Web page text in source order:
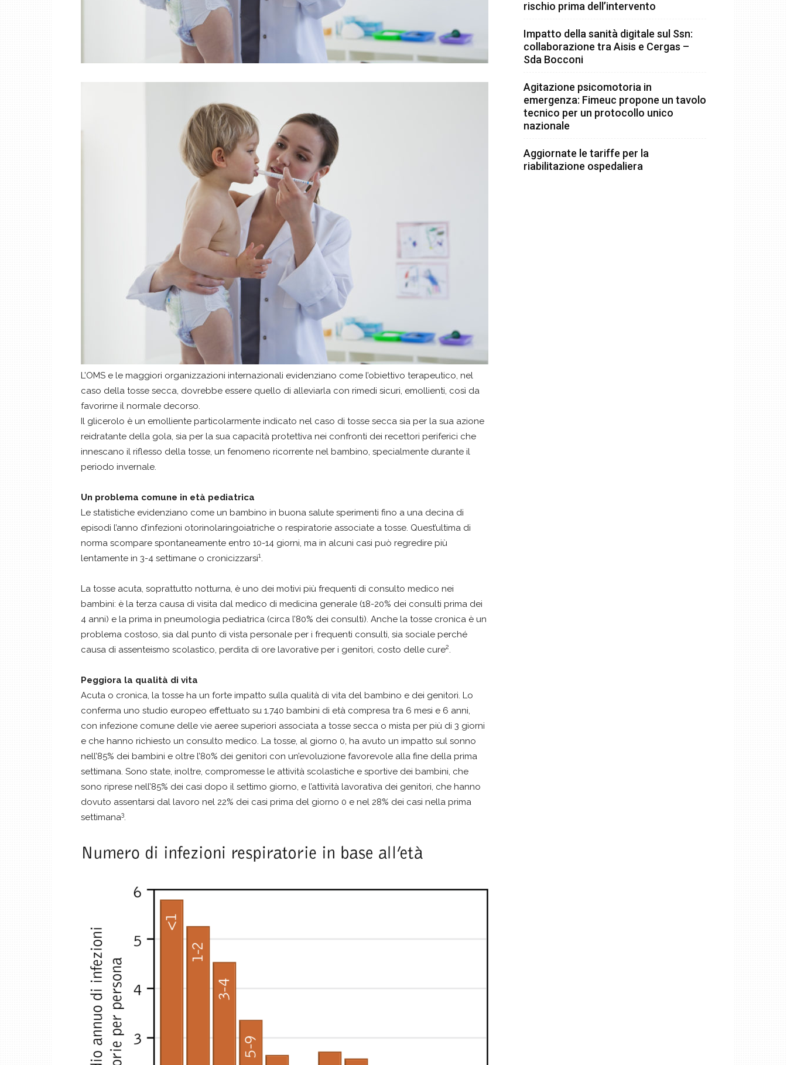
L’OMS e le maggiori organizzazioni internazionali evidenziano come l’obiettivo terapeutico, nel
caso della tosse secca, dovrebbe essere quello di alleviarla con rimedi sicuri, emollienti, così da
favorirne il normale decorso.
Il glicerolo è un emolliente particolarmente indicato nel caso di tosse secca sia per la sua azione
reidratante della gola, sia per la sua capacità protettiva nei confronti dei recettori periferici che
innescano il riflesso della tosse, un fenomeno ricorrente nel bambino, specialmente durante il
periodo invernale.
Un problema comune in età pediatrica
Le statistiche evidenziano come un bambino in buona salute sperimenti fino a una decina di
episodi l’anno d’infezioni otorinolaringoiatriche o respiratorie associate a tosse. Quest’ultima di
norma scompare spontaneamente entro 10-14 giorni, ma in alcuni casi può regredire più
lentamente in 3-4 settimane o cronicizzarsi1.
La tosse acuta, soprattutto notturna, è uno dei motivi più frequenti di consulto medico nei
bambini: è la terza causa di visita dal medico di medicina generale (18-20% dei consulti prima dei
4 anni) e la prima in pneumologia pediatrica (circa l’80% dei consulti). Anche la tosse cronica è un
problema costoso, sia dal punto di vista personale per i frequenti consulti, sia sociale perché
causa di assenteismo scolastico, perdita di ore lavorative per i genitori, costo delle cure2.
Peggiora la qualità di vita
Acuta o cronica, la tosse ha un forte impatto sulla qualità di vita del bambino e dei genitori. Lo
conferma uno studio europeo effettuato su 1.740 bambini di età compresa tra 6 mesi e 6 anni,
con infezione comune delle vie aeree superiori associata a tosse secca o mista per più di 3 giorni
e che hanno richiesto un consulto medico. La tosse, al giorno 0, ha avuto un impatto sul sonno
nell’85% dei bambini e oltre l’80% dei genitori con un’evoluzione favorevole alla fine della prima
settimana. Sono state, inoltre, compromesse le attività scolastiche e sportive dei bambini, che
sono riprese nell’85% dei casi dopo il settimo giorno, e l’attività lavorativa dei genitori, che hanno
dovuto assentarsi dal lavoro nel 22% dei casi prima del giorno 0 e nel 28% dei casi nella prima
settimana3.
rischio prima dell’intervento
Impatto della sanità digitale sul Ssn:
collaborazione tra Aisis e Cergas –
Sda Bocconi
Agitazione psicomotoria in
emergenza: Fimeuc propone un tavolo
tecnico per un protocollo unico
nazionale
Aggiornate le tariffe per la
riabilitazione ospedaliera